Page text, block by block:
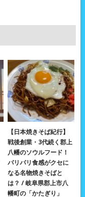
【日本焼きそば紀行】
戦後創業・3代続く郡上
八幡のソウルフード！
パリパリ食感がクセに
なる名物焼きそばと
は？ / 岐阜県郡上市八
幡町の「かたぎり」